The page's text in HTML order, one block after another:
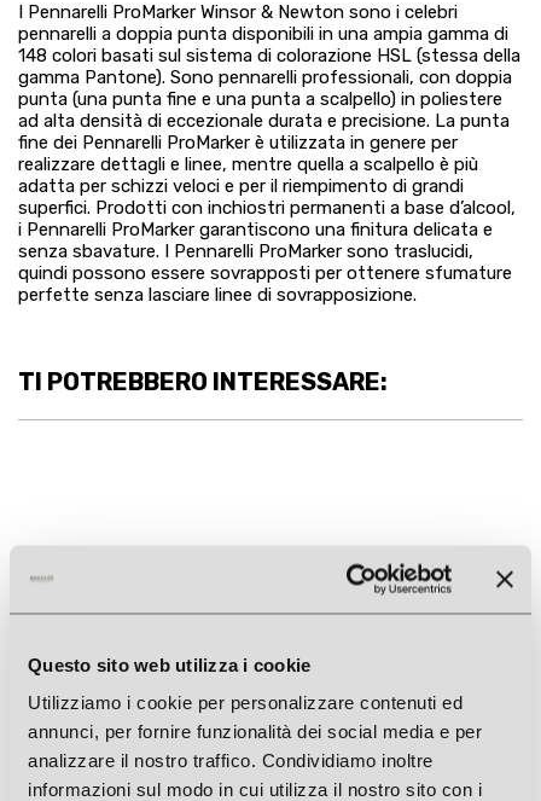
Questo sito web utilizza i cookie
Utilizziamo i cookie per personalizzare contenuti ed
annunci, per fornire funzionalità dei social media e per
analizzare il nostro traffico. Condividiamo inoltre
informazioni sul modo in cui utilizza il nostro sito con i
I Pennarelli ProMarker Winsor & Newton sono i celebri
pennarelli a doppia punta disponibili in una ampia gamma di
148 colori basati sul sistema di colorazione HSL (stessa della
gamma Pantone). Sono pennarelli professionali, con doppia
punta (una punta fine e una punta a scalpello) in poliestere
ad alta densità di eccezionale durata e precisione. La punta
fine dei Pennarelli ProMarker è utilizzata in genere per
realizzare dettagli e linee, mentre quella a scalpello è più
adatta per schizzi veloci e per il riempimento di grandi
superfici. Prodotti con inchiostri permanenti a base d’alcool,
i Pennarelli ProMarker garantiscono una finitura delicata e
senza sbavature. I Pennarelli ProMarker sono traslucidi,
quindi possono essere sovrapposti per ottenere sfumature
perfette senza lasciare linee di sovrapposizione.
TI POTREBBERO INTERESSARE: